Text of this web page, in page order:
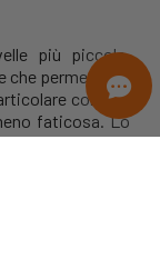
più piccole.
che permettono
con una
faticosa. Lo
la taglia